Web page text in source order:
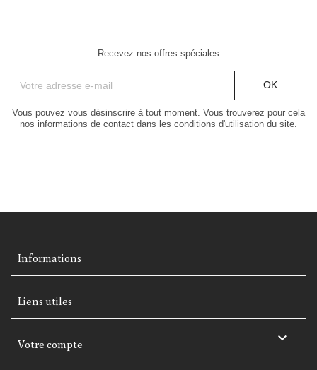
Recevez nos offres spéciales
Vous pouvez vous désinscrire à tout moment. Vous trouverez pour cela
nos informations de contact dans les conditions d'utilisation du site.
Informations
Liens utiles
Votre compte 